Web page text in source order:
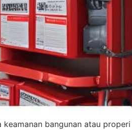
bangunan atau